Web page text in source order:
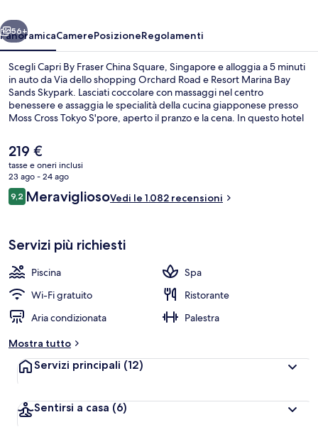
Singapore
Avanti
56+
PanoramicaCamerePosizioneRegolamenti
Scegli Capri By Fraser China Square, Singapore e alloggia a 5 minuti
in auto da Via dello shopping Orchard Road e Resort Marina Bay
Sands Skypark. Lasciati coccolare con massaggi nel centro
benessere e assaggia le specialità della cucina giapponese presso
Moss Cross Tokyo S'pore, aperto il pranzo e la cena. In questo hotel
giorno e notte e un bagno turco. Gli ospiti apprezzano molto il
personale gentile e la posizione invidiabile. La struttura è una
comoda base per spostarsi con i mezzi pubblici: Stazione metro di
Telok Ayer si trova a 5 min a piedi e Stazione di Chinatown a 7.
Il
prezzo
attuale
è
219 €
219 €
tasse e oneri inclusi
23 ago - 24 ago
Recensioni
9,29,2 su 10
MeravigliosoVedi le 1.082 recensioni
Servizi più richiesti
Piscina
Spa
Wi-Fi gratuito
Ristorante
Aria condizionata
Palestra
Mostra tutto
Servizi principali (12)
Sentirsi a casa (6)